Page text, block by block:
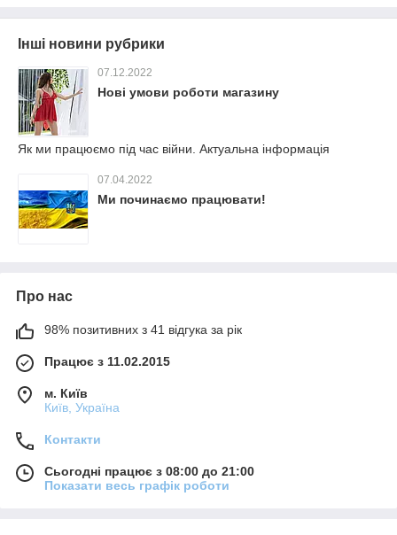
Інші новини рубрики
07.12.2022
Нові умови роботи магазину
Як ми працюємо під час війни. Актуальна інформація
07.04.2022
Ми починаємо працювати!
Про нас
98% позитивних з 41 відгука за рік
Працює з 11.02.2015
м. Київ
Київ, Україна
Контакти
Сьогодні працює з 08:00 до 21:00
Показати весь графік роботи